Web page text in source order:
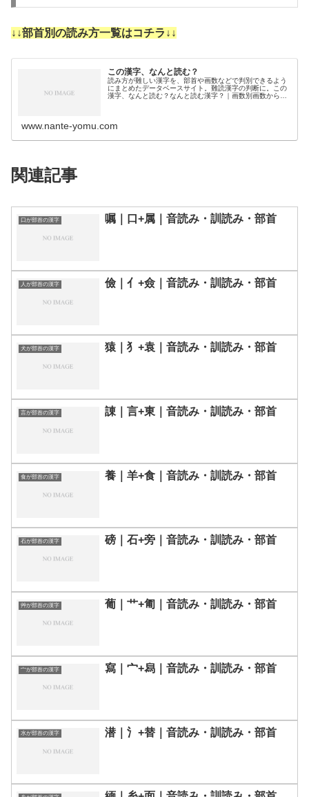
↓↓部首別の読み方一覧はコチラ↓↓
この漢字、なんと読む？
読み方が難しい漢字を、部首や画数などで判別できるよう
にまとめたデータベースサイト。難読漢字の判断に。この
漢字、なんと読む？なんと読む漢字？｜画数別画数から漢
www.nante-yomu.com
関連記事
口が部首の漢字 嘱｜口+属｜音読み・訓読み・部首
人が部首の漢字 儉｜亻+僉｜音読み・訓読み・部首
犬が部首の漢字 猿｜⺨+袁｜音読み・訓読み・部首
言が部首の漢字 諌｜言+東｜音読み・訓読み・部首
食が部首の漢字 養｜羊+食｜音読み・訓読み・部首
石が部首の漢字 磅｜石+旁｜音読み・訓読み・部首
艸が部首の漢字 葡｜艹+匍｜音読み・訓読み・部首
宀が部首の漢字 寫｜宀+舄｜音読み・訓読み・部首
水が部首の漢字 潜｜氵+替｜音読み・訓読み・部首